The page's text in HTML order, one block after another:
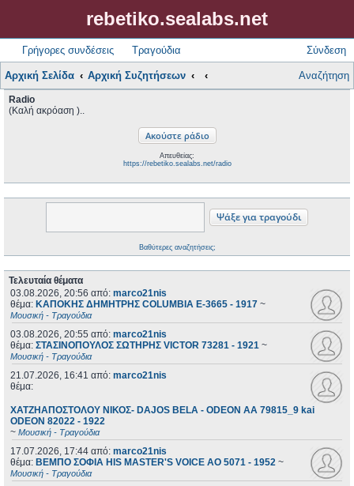
rebetiko.sealabs.net
Γρήγορες συνδέσεις Τραγούδια Σύνδεση
Αρχική Σελίδα Αρχική Συζητήσεων Αναζήτηση
Radio
(Καλή ακρόαση )..
Απευθείας:
https://rebetiko.sealabs.net/radio
Βαθύτερες αναζητήσεις;
Τελευταία θέματα
03.08.2026, 20:56 από: marco21nis
θέμα: ΚΑΠΟΚΗΣ ΔΗΜΗΤΡΗΣ COLUMBIA E-3665 - 1917 ~
Μουσική - Τραγούδια
03.08.2026, 20:55 από: marco21nis
θέμα: ΣΤΑΣΙΝΟΠΟΥΛΟΣ ΣΩΤΗΡΗΣ VICTOR 73281 - 1921 ~
Μουσική - Τραγούδια
21.07.2026, 16:41 από: marco21nis
θέμα:
ΧΑΤΖΗΑΠΟΣΤΟΛΟΥ ΝΙΚΟΣ- DAJOS BELA - ODEON AA 79815_9 kai
ODEON 82022 - 1922
~ Μουσική - Τραγούδια
17.07.2026, 17:44 από: marco21nis
θέμα: ΒΕΜΠΟ ΣΟΦΙΑ HIS MASTER'S VOICE AO 5071 - 1952 ~
Μουσική - Τραγούδια